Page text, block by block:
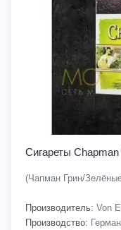
Сигареты
(Чапман Грин/
Производитель: Von
Производство: